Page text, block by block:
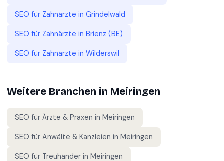
SEO für Zahnärzte in Grindelwald
SEO für Zahnärzte in Brienz (BE)
SEO für Zahnärzte in Wilderswil
Weitere Branchen in Meiringen
SEO für Ärzte & Praxen in Meiringen
SEO für Anwälte & Kanzleien in Meiringen
SEO für Treuhänder in Meiringen